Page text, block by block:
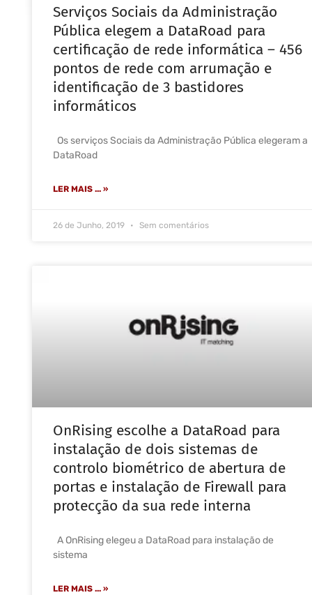
Serviços Sociais da Administração
Pública elegem a DataRoad para
certificação de rede informática – 456
pontos de rede com arrumação e
identificação de 3 bastidores
informáticos
Os serviços Sociais da Administração Pública elegeram a
DataRoad
LER MAIS ... »
26 de Junho, 2019 Sem comentários
OnRising escolhe a DataRoad para
instalação de dois sistemas de
controlo biométrico de abertura de
portas e instalação de Firewall para
protecção da sua rede interna
A OnRising elegeu a DataRoad para instalação de
sistema
LER MAIS ... »